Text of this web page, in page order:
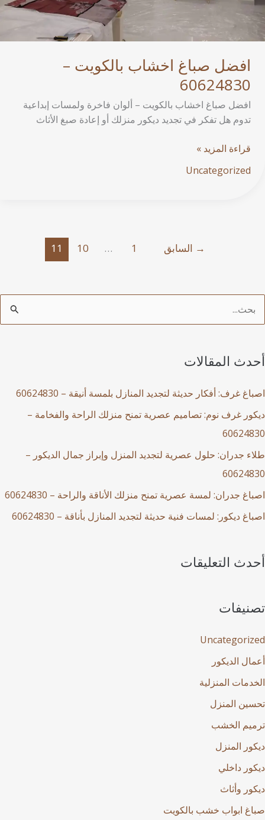
افضل صباغ اخشاب بالكويت –
60624830
افضل صباغ اخشاب بالكويت – ألوان فاخرة ولمسات إبداعية
تدوم هل تفكر في تجديد ديكور منزلك أو إعادة صبغ الأثاث
قراءة المزيد »
Uncategorized
السابق
المقالات
غرف: أفكار حديثة لتجديد المنازل بلمسة أنيقة – 60624830
غرف نوم: تصاميم عصرية تمنح منزلك الراحة والفخامة –
جدران: حلول عصرية لتجديد المنزل وإبراز جمال الديكور –
جدران: لمسة عصرية تمنح منزلك الأناقة والراحة – 60624830
ديكور: لمسات فنية حديثة لتجديد المنازل بأناقة – 60624830
التعليقات
الديكور
المنزلية
المنزل
الخشب
المنزل
داخلي
وأثاث
ابواب خشب بالكويت